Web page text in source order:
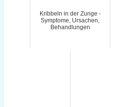
Kribbeln in der Zunge -
Symptome, Ursachen,
Behandlungen